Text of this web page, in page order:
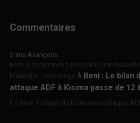
Commentaires
5 ans Avançons
Beni :3 personnes tuées dans une
Makisabo - InfocongoÀ Beni : Le bilan
attaque ADF à Kisima passe de 12
[…] Beni : Le bilan de la dernière attaque